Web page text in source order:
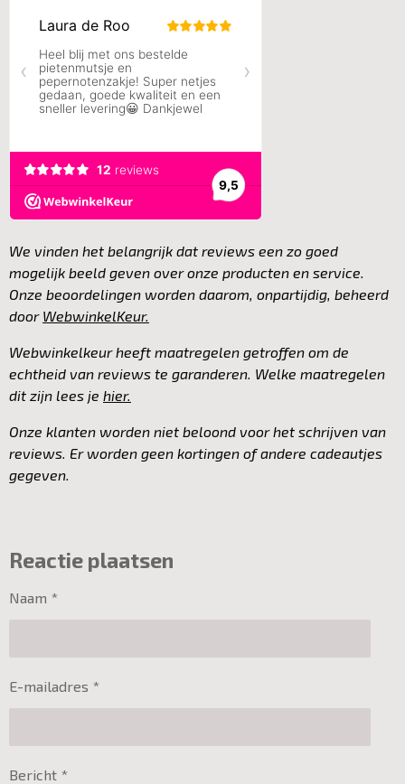
e
b
o
o
t
a
g
r
a
We vinden het belangrijk dat reviews een zo goed
mogelijk beeld geven over onze producten en service.
Onze beoordelingen worden daarom, onpartijdig, beheerd
door WebwinkelKeur.
Webwinkelkeur heeft maatregelen getroffen om de
echtheid van reviews te garanderen. Welke maatregelen
dit zijn lees je hier.
Onze klanten worden niet beloond voor het schrijven van
reviews. Er worden geen kortingen of andere cadeautjes
gegeven.
Reactie plaatsen
Naam *
E-mailadres *
Bericht *